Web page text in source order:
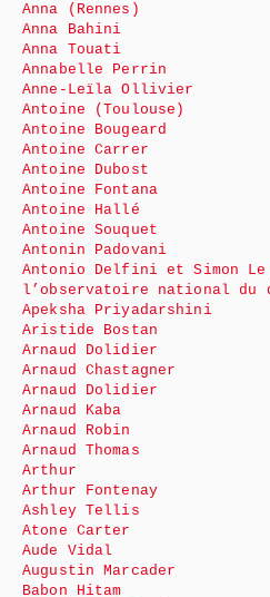
Anna (Rennes)
Anna Bahini
Anna Touati
Annabelle Perrin
Anne-Leïla Ollivier
Antoine (Toulouse)
Antoine Bougeard
Antoine Carrer
Antoine Dubost
Antoine Fontana
Antoine Hallé
Antoine Souquet
Antonin Padovani
Antonio Delfini et Simon Le
l’observatoire national
Apeksha Priyadarshini
Aristide Bostan
Arnaud Dolidier
Arnaud Chastagner
Arnaud Dolidier
Arnaud Kaba
Arnaud Robin
Arnaud Thomas
Arthur
Arthur Fontenay
Ashley Tellis
Atone Carter
Aude Vidal
Augustin Marcader
Babon Hitam